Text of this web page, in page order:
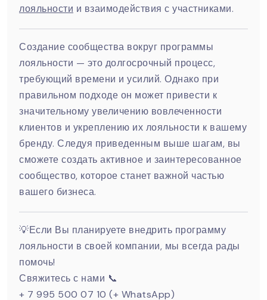
лояльности и взаимодействия с участниками.
Создание сообщества вокруг программы
лояльности — это долгосрочный процесс,
требующий времени и усилий. Однако при
правильном подходе он может привести к
значительному увеличению вовлеченности
клиентов и укреплению их лояльности к вашему
бренду. Следуя приведенным выше шагам, вы
сможете создать активное и заинтересованное
сообщество, которое станет важной частью
вашего бизнеса.
💡Если Вы планируете внедрить программу
лояльности в своей компании, мы всегда рады
помочь!
Свяжитесь с нами 📞
+ 7 995 500 07 10 (+ WhatsApp)